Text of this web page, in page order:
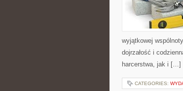
wyjątkowej
dojrzałość i
harcerstwa, jak i […]
CATEGORIES: